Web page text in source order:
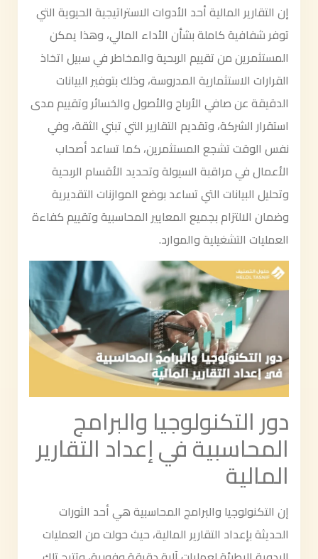
إن التقارير المالية أحد الأدوات الاستراتيجية الحيوية التي
توفر شفافية كاملة بشأن الأداء المالي، وهذا يمكن
المستثمرين من تقييم الربحية والمخاطر في سبيل اتخاذ
القرارات الاستثمارية المدروسة، وذلك بتوفير البيانات
الدقيقة عن صافي الأرباح والأصول والخسائر وتقييم مدى
استقرار الشركة، وتقديم التقارير التي تبني الثقة، وفي
نفس الوقت تشجع المستثمرين، كما تساعد أصحاب
الأعمال في مراقبة السيولة وتحديد الأقسام الربحية
وتحليل البيانات التي تساعد بوضع الموازنات التقديرية
وضمان الالتزام بجميع المعايير المحاسبية وتقييم كفاءة
العمليات التشغيلية والموارد.
دور التكنولوجيا والبرامج
المحاسبية في إعداد التقارير
المالية
إن التكنولوجيا والبرامج المحاسبية هي أحد الثورات
الحديثة بإعداد التقارير المالية، حيث حولت من العمليات